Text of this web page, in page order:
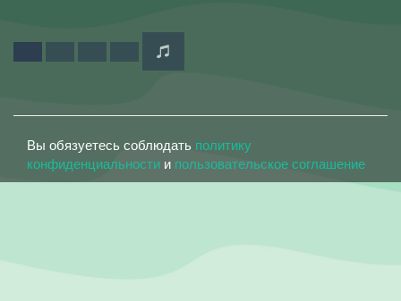
Вы обязуетесь соблюдать политику
конфиденциальности и пользовательское соглашение